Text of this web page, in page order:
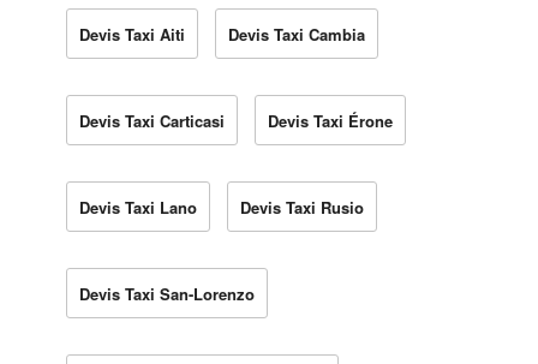
Devis Taxi Aiti Devis Taxi Cambia
Devis Taxi Carticasi Devis Taxi Érone
Devis Taxi Lano Devis Taxi Rusio
Devis Taxi San-Lorenzo